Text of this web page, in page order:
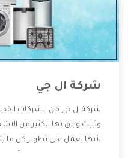
شركة ال جي
شركة ال جي من الشركات
وثابت ويثق بها الكثير من
لأنها تعمل على تطوير كل ما